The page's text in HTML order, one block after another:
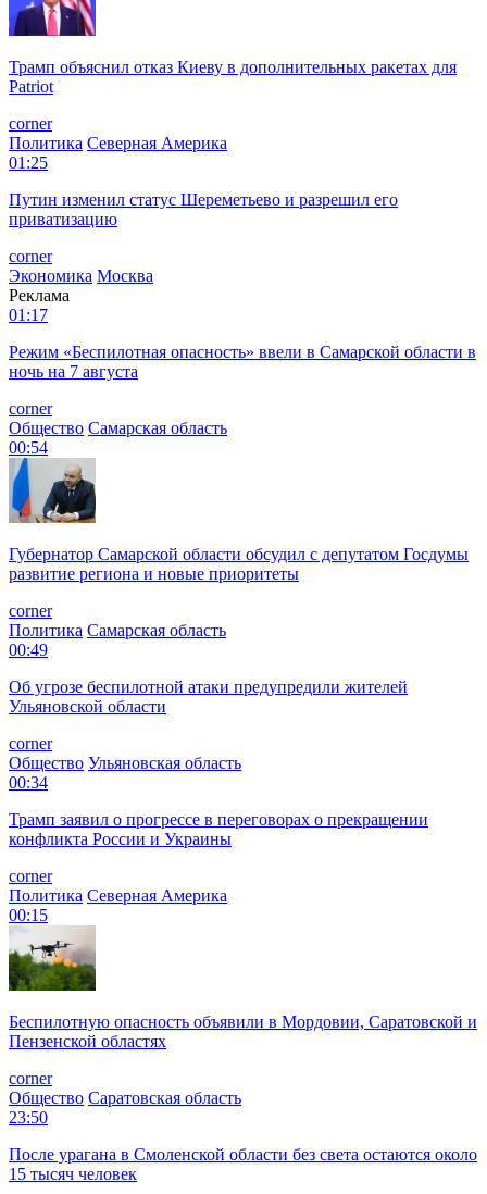
Трамп объяснил отказ Киеву в дополнительных ракетах для
Patriot
corner
Политика Северная Америка
01:25
Путин изменил статус Шереметьево и разрешил его
приватизацию
corner
Экономика Москва
Реклама
01:17
Режим «Беспилотная опасность» ввели в Самарской области в
ночь на 7 августа
corner
Общество Самарская область
00:54
Губернатор Самарской области обсудил с депутатом Госдумы
развитие региона и новые приоритеты
corner
Политика Самарская область
00:49
Об угрозе беспилотной атаки предупредили жителей
Ульяновской области
corner
Общество Ульяновская область
00:34
Трамп заявил о прогрессе в переговорах о прекращении
конфликта России и Украины
corner
Политика Северная Америка
00:15
Беспилотную опасность объявили в Мордовии, Саратовской и
Пензенской областях
corner
Общество Саратовская область
23:50
После урагана в Смоленской области без света остаются около
15 тысяч человек